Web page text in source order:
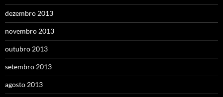
dezembro 2013
novembro 2013
outubro 2013
setembro 2013
agosto 2013